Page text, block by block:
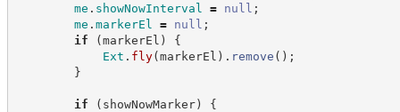
me . showNowInterval = null ;
me . markerEl = null ;
if
(markerEl )
{
Ext . fly(markerEl ) . remove ( ) ;
}
if ( showNowMarker)
{